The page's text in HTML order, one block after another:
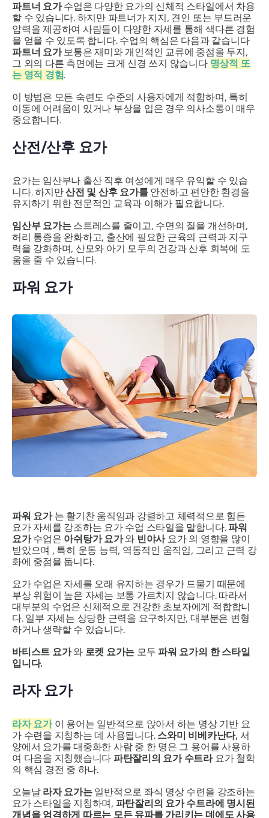
파트너 요가수업은 다양한 요가의 신체적 스타일에서 차용
할 수 있습니다. 하지만 파트너가 지지, 견인 또는 부드러운
압력을 제공하여 사람들이 다양한 자세를 통해 색다른 경험
을 얻을 수 있도록 합니다. 수업의 핵심은 다음과 같습니다
파트너 요가보통은 재미와 개인적인 교류에 중점을 두지,
그 외의 다른 측면에는 크게 신경 쓰지 않습니다 명상적 또
는 영적 경험.
이 방법은 모든 숙련도 수준의 사용자에게 적합하며, 특히
이동에 어려움이 있거나 부상을 입은 경우 의사소통이 매우
중요합니다.
산전/산후 요가
요가는 임산부나 출산 직후 여성에게 매우 유익할 수 있습
니다. 하지만산전 및 산후 요가를안전하고 편안한 환경을
유지하기 위한 전문적인 교육과 이해가 필요합니다.
임산부 요가는스트레스를 줄이고, 수면의 질을 개선하며,
허리 통증을 완화하고, 출산에 필요한 근육의 근력과 지구
력을 강화하며, 산모와 아기 모두의 건강과 산후 회복에 도
움을 줄 수 있습니다.
파워 요가
파워 요가는 활기찬 움직임과 강렬하고 체력적으로 힘든
요가 자세를 강조하는 요가 수업 스타일을 말합니다.파워
요가수업은 아쉬탕가 요가와 빈야사요가 의 영향을 많이
받았으며 , 특히 운동 능력, 역동적인 움직임, 그리고 근력 강
화에 중점을 둡니다.
요가 수업은 자세를 오래 유지하는 경우가 드물기 때문에
부상 위험이 높은 자세는 보통 가르치지 않습니다. 따라서
대부분의 수업은 신체적으로 건강한 초보자에게 적합합니
다. 일부 자세는 상당한 근력을 요구하지만, 대부분은 변형
하거나 생략할 수 있습니다.
바티스트 요가와 로켓 요가는 모두파워 요가의 한 스타일
입니다.
라자 요가
라자 요가이 용어는 일반적으로 앉아서 하는 명상 기반 요
가 수련을 지칭하는 데 사용됩니다. 스와미 비베카난다,서
양에서 요가를 대중화한 사람 중 한 명은 그 용어를 사용하
여 다음을 지칭했습니다 파탄잘리의 요가 수트라요가 철학
의 핵심 경전 중 하나.
오늘날 라자 요가는일반적으로 좌식 명상 수련을 강조하는
요가 스타일을 지칭하며, 파탄잘리의 요가 수트라에 명시된
개념을 엄격하게 따르는 모든 유파를 가리키는 데에도 사용